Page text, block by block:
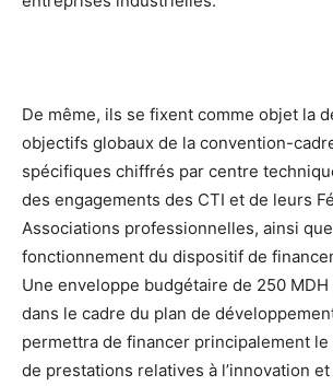
De même, ils se fixent comme objet la
objectifs globaux de la convention-
spécifiques chiffrés par centre
des engagements des CTI et de leurs
Associations professionnelles, ainsi
fonctionnement du dispositif de
Une enveloppe budgétaire de 250
dans le cadre du plan de
permettra de financer principalement
de prestations relatives à l’innovation et